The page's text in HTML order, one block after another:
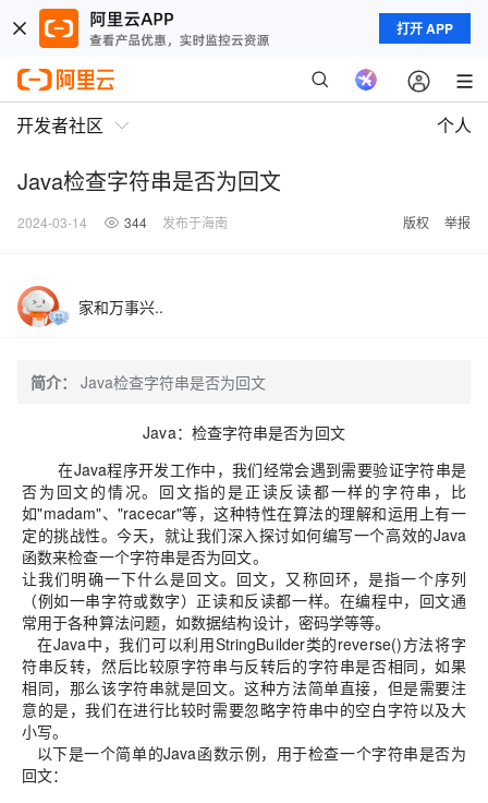
打开 APP
开发者社区 个人
Java检查字符串是否为回文
2024-03-14 344 发布于海南 版权 举报
家和万事兴..
简介： Java检查字符串是否为回文
Java：检查字符串是否为回文
在Java程序开发工作中，我们经常会遇到需要验证字符串是
否为回文的情况。回文指的是正读反读都一样的字符串，比
如"madam"、"racecar"等，这种特性在算法的理解和运用上有一
定的挑战性。今天，就让我们深入探讨如何编写一个高效的Java
函数来检查一个字符串是否为回文。
让我们明确一下什么是回文。回文，又称回环，是指一个序列
（例如一串字符或数字）正读和反读都一样。在编程中，回文通
常用于各种算法问题，如数据结构设计，密码学等等。
在Java中，我们可以利用StringBuilder类的reverse()方法将字
符串反转，然后比较原字符串与反转后的字符串是否相同，如果
相同，那么该字符串就是回文。这种方法简单直接，但是需要注
意的是，我们在进行比较时需要忽略字符串中的空白字符以及大
小写。
以下是一个简单的Java函数示例，用于检查一个字符串是否为
回文：